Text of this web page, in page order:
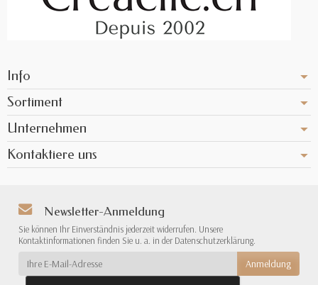
Info
Sortiment
Unternehmen
Kontaktiere uns
Newsletter-Anmeldung
Sie können Ihr Einverständnis jederzeit widerrufen. Unsere
Kontaktinformationen finden Sie u. a. in der Datenschutzerklärung.